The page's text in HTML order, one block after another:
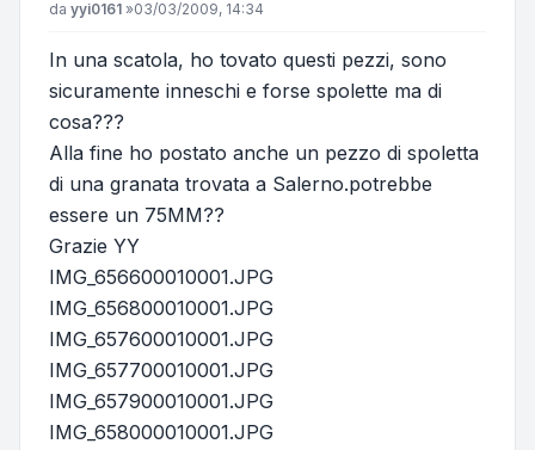
Messaggio
da yyi0161 »03/03/2009, 14:34
In una scatola, ho tovato questi pezzi, sono
sicuramente inneschi e forse spolette ma di
cosa???
Alla fine ho postato anche un pezzo di spoletta
di una granata trovata a Salerno.potrebbe
essere un 75MM??
Grazie YY
IMG_656600010001.JPG
IMG_656800010001.JPG
IMG_657600010001.JPG
IMG_657700010001.JPG
IMG_657900010001.JPG
IMG_658000010001.JPG